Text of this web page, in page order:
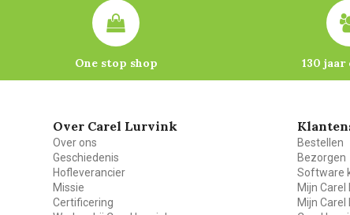
One stop shop 130
Over Carel Lurvink
Over ons
Geschiedenis
Hofleverancier
Missie
Certificering
Bestellen
Bezorgen
Software
Mijn Carel
Mijn